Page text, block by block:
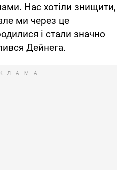
Нас хотіли знищити,
ми через це
і стали значно
Дейнега.